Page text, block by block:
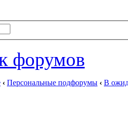
форумов
‹ Персональные подфорумы ‹ В